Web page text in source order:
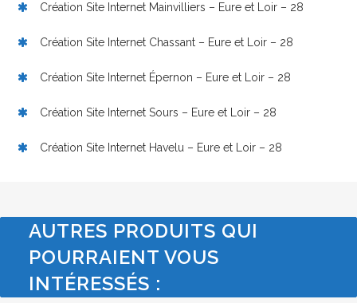
Création Site Internet Mainvilliers – Eure et Loir – 28
Création Site Internet Chassant – Eure et Loir – 28
Création Site Internet Épernon – Eure et Loir – 28
Création Site Internet Sours – Eure et Loir – 28
Création Site Internet Havelu – Eure et Loir – 28
AUTRES PRODUITS QUI
POURRAIENT VOUS
INTÉRESSÉS :